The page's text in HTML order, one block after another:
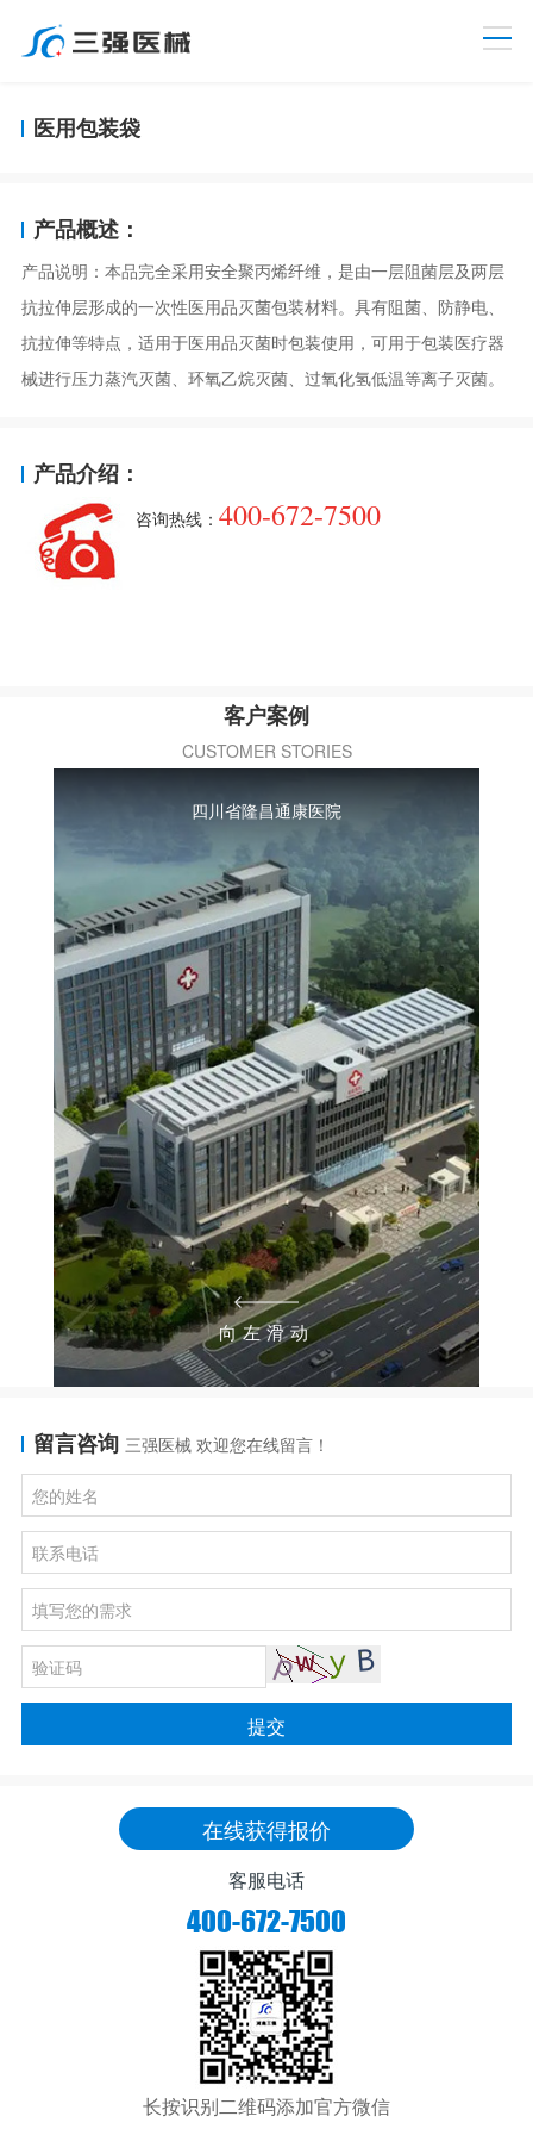
医用包装袋
产品概述：
产品说明：本品完全采用安全聚丙烯纤维，是由一层阻菌层及两层
抗拉伸层形成的一次性医用品灭菌包装材料。具有阻菌、防静电、
抗拉伸等特点，适用于医用品灭菌时包装使用，可用于包装医疗器
械进行压力蒸汽灭菌、环氧乙烷灭菌、过氧化氢低温等离子灭菌。
产品介绍：
咨询热线： 400-672-7500
客户案例
CUSTOMER STORIES
四川省隆昌通康医院
向左滑动
留言咨询 三强医械 欢迎您在线留言！
提交
在线获得报价
客服电话
400-672-7500
长按识别二维码添加官方微信